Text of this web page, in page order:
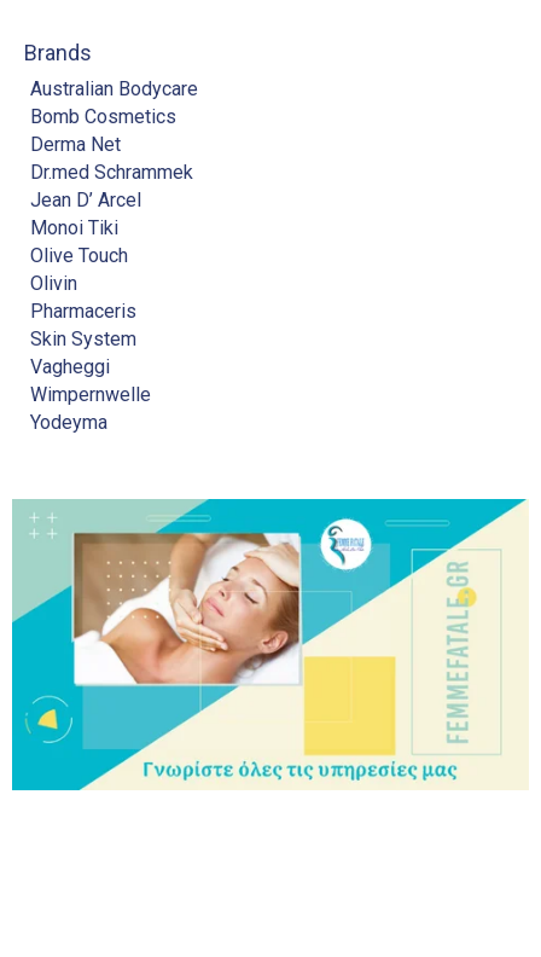
Brands
Australian Bodycare
Bomb Cosmetics
Derma Net
Dr.med Schrammek
Jean D’ Arcel
Monoi Tiki
Olive Touch
Olivin
Pharmaceris
Skin System
Vagheggi
Wimpernwelle
Yodeyma